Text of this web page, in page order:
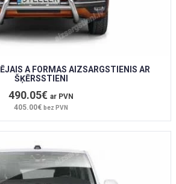
A FORMAS AIZSARGSTIENIS AR
ŠĶĒRSSTIENI
490.05€ ar PVN
405.00€ bez PVN